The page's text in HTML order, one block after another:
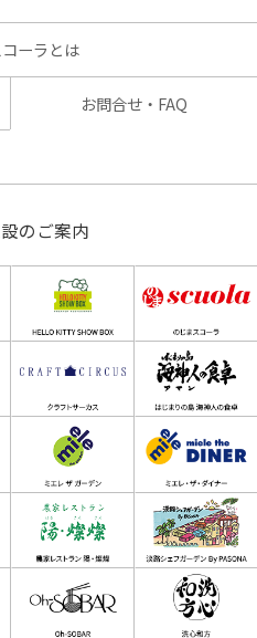
ーラとは
お問合せ・FAQ
のご案内